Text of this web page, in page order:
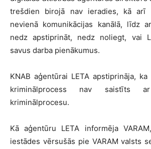
trešdien birojā nav ieradies, kā arī
nevienā komunikācijas kanālā, līdz
nedz apstiprināt, nedz noliegt, vai
savus darba pienākumus.
KNAB aģentūrai LETA apstiprināja,
kriminālprocess nav saistīts
kriminālprocesu.
Kā aģentūru LETA informēja
iestādes vērsušās pie VARAM valsts